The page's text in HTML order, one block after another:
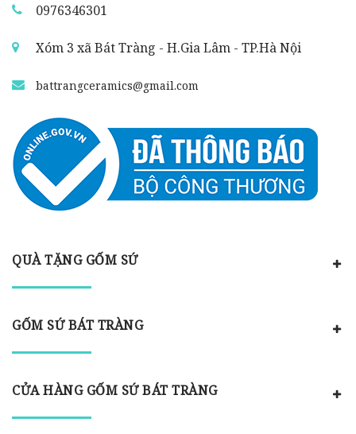
0976346301
Xóm 3 xã Bát Tràng - H.Gia Lâm - TP.Hà Nội
battrangceramics@gmail.com
QUÀ TẶNG GỐM SỨ
GỐM SỨ BÁT TRÀNG
CỬA HÀNG GỐM SỨ BÁT TRÀNG